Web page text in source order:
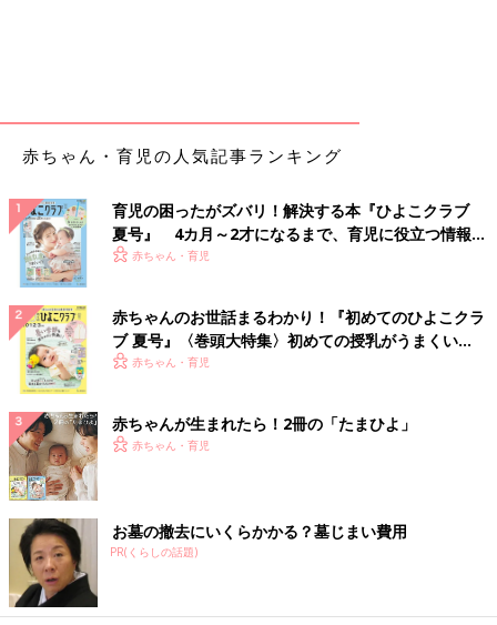
赤ちゃん・育児の人気記事ランキング
育児の困ったがズバリ！解決する本『ひよこクラブ
夏号』 4カ月～2才になるまで、育児に役立つ情報が
いっぱい！
赤ちゃん・育児
赤ちゃんのお世話まるわかり！『初めてのひよこクラ
ブ 夏号』〈巻頭大特集〉初めての授乳がうまくい
く！ おっぱい・ミルクの基本と夏のトラブル 解決テ
赤ちゃん・育児
赤ちゃんが生まれたら！2冊の「たまひよ」
赤ちゃん・育児
お墓の撤去にいくらかかる？墓じまい費用
PR(くらしの話題)